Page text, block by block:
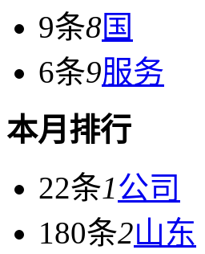
9条8国
6条9服务
本月排行
22条1公司
180条2山东